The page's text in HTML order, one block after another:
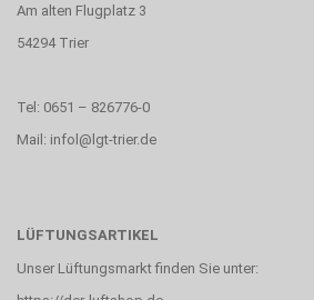
Am alten Flugplatz 3
54294 Trier
Tel: 0651 – 826776-0
Mail: infol@lgt-trier.de
LÜFTUNGSARTIKEL
Unser Lüftungsmarkt finden Sie unter: